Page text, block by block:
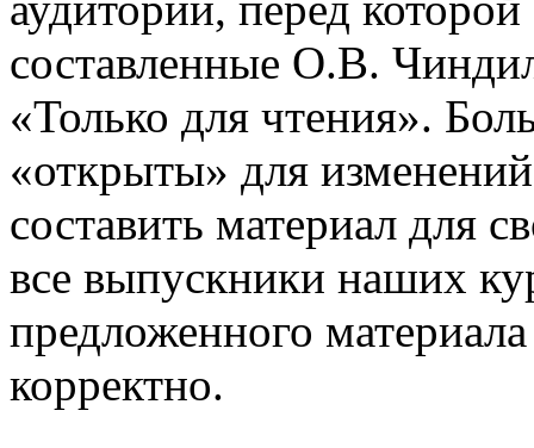
составленные О.В.
«Только для чтения».
«открыты» для
составить материал для
все выпускники наших
предложенного
корректно.